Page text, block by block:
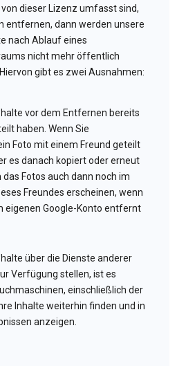
dieser Lizenz umfasst sind,
entfernen, dann werden unsere
nach Ablauf eines
nicht mehr öffentlich
gibt es zwei Ausnahmen:
vor dem Entfernen bereits
haben. Wenn Sie
Foto mit einem Freund geteilt
es danach kopiert oder erneut
Fotos auch dann noch im
Freundes erscheinen, wenn
eigenen Google-Konto entfernt
über die Dienste anderer
Verfügung stellen, ist es
einschließlich der
Inhalte weiterhin finden und in
anzeigen.